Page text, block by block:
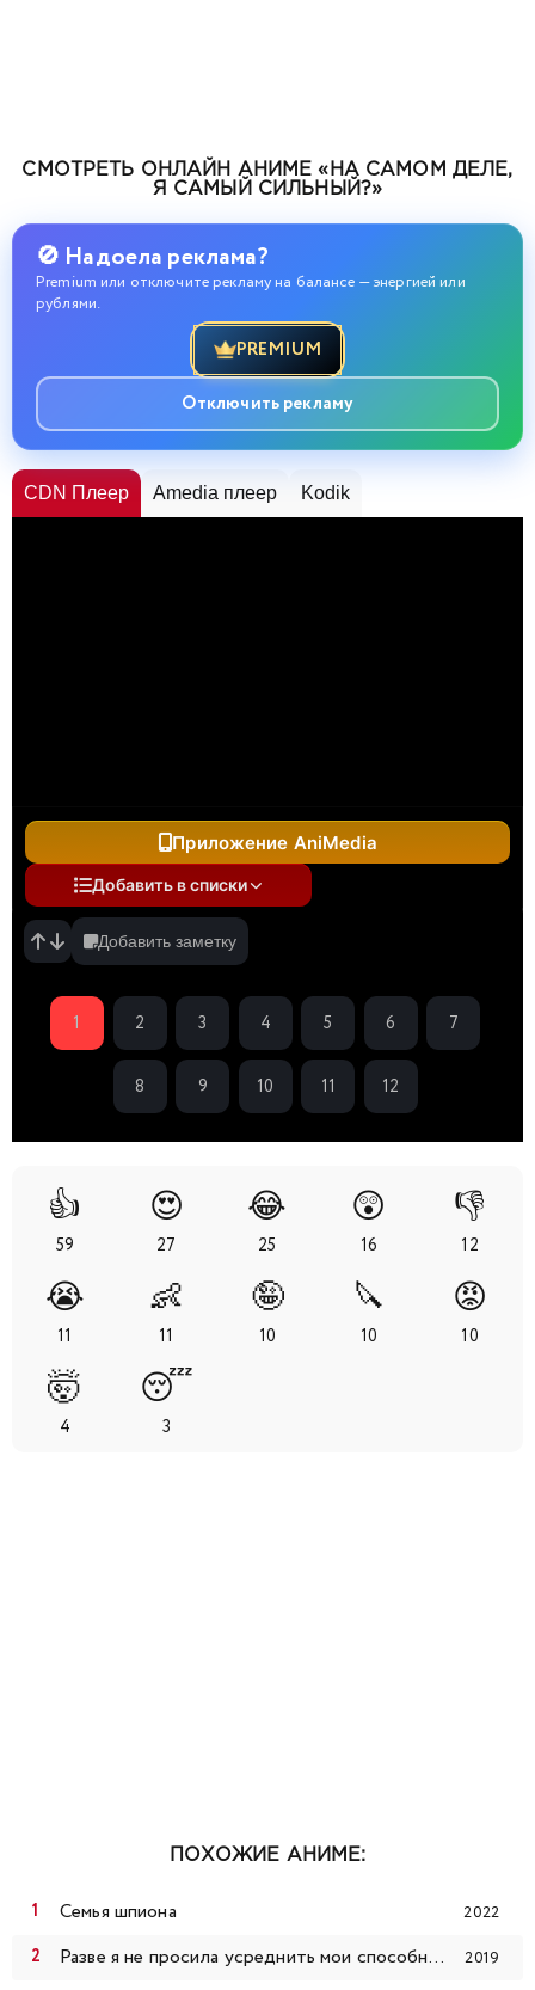
СМОТРЕТЬ ОНЛАЙН АНИМЕ «НА САМОМ ДЕЛЕ,
Я САМЫЙ СИЛЬНЫЙ?»
🚫 Надоела реклама?
Premium или отключите рекламу на балансе — энергией или
рублями.
PREMIUM
Отключить рекламу
CDN Плеер Amedia плеер Kodik
Приложение AniMedia
Добавить в списки
Добавить заметку
1 2 3 4 5 6 7
8 9 10 11 12
👍
59
😍
27
😂
25
😲
16
👎
12
😭
11
👶
11
🤪
10
🔪
10
😡
10
🤯
4
😴
3
ПОХОЖИЕ АНИМЕ:
Семья шпиона 2022
Разве я не просила усреднить мои способности в следующей жизни?! 2019